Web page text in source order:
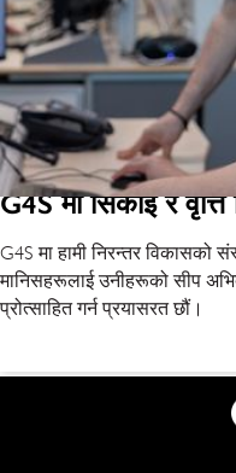
G4S मा सिकाइ र
G4S मा हामी निरन्तर विकासको
मानिसहरूलाई उनीहरूको सीप
प्रोत्साहित गर्न प्रयासरत छौं।